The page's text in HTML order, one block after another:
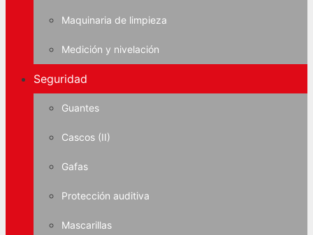
Maquinaria de limpieza
Medición y nivelación
Seguridad
Guantes
Cascos (II)
Gafas
Protección auditiva
Mascarillas